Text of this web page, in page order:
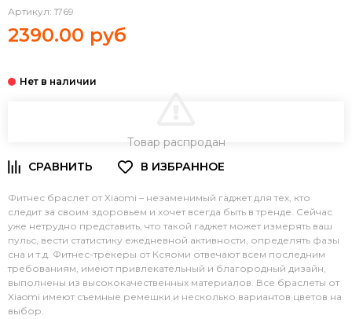
Артикул: 1769
2390.00 руб
Товар распродан
Фитнес браслет от Xiaomi – незаменимый гаджет для тех, кто
следит за своим здоровьем и хочет всегда быть в тренде. Сейчас
уже нетрудно представить, что такой гаджет может измерять ваш
пульс, вести статистику ежедневной активности, определять фазы
сна и т.д. Фитнес-трекеры от Ксяоми отвечают всем последним
требованиям, имеют привлекательный и благородный дизайн,
выполнены из высококачественных материалов. Все браслеты от
Xiaomi имеют съемные ремешки и несколько вариантов цветов на
выбор.